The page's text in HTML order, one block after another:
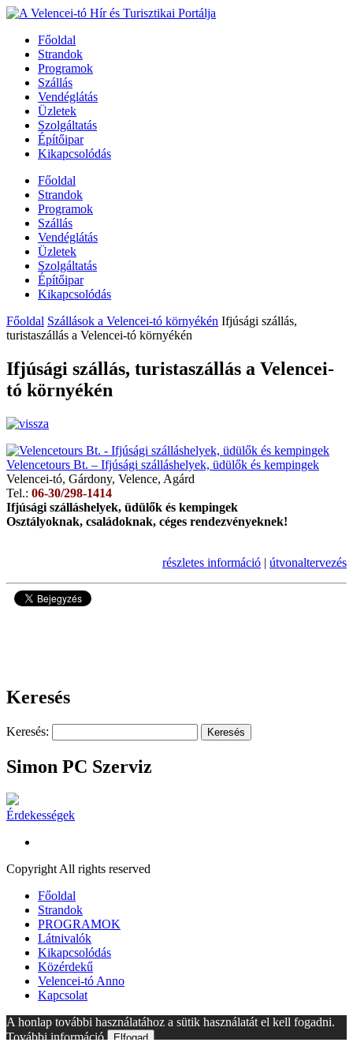
Főoldal
Strandok
Programok
Szállás
Vendéglátás
Üzletek
Szolgáltatás
Építőipar
Kikapcsolódás
Főoldal
Strandok
Programok
Szállás
Vendéglátás
Üzletek
Szolgáltatás
Építőipar
Kikapcsolódás
Főoldal Szállások a Velencei-tó környékén Ifjúsági szállás,
turistaszállás a Velencei-tó környékén
Ifjúsági szállás, turistaszállás a Velencei-
tó környékén
Velencetours Bt. – Ifjúsági szálláshelyek, üdülők és kempingek
Velencei-tó, Gárdony, Velence, Agárd
Tel.: 06-30/298-1414
Ifjúsági szálláshelyek, üdülők és kempingek
Osztályoknak, családoknak, céges rendezvényeknek!
részletes információ | útvonaltervezés
Keresés
Keresés:
Simon PC Szerviz
Érdekességek
Copyright All rights reserved
Főoldal
Strandok
PROGRAMOK
Látnivalók
Kikapcsolódás
Közérdekű
Velencei-tó Anno
Kapcsolat
A honlap további használatához a sütik használatát el kell fogadni.
További információ
Elfogad